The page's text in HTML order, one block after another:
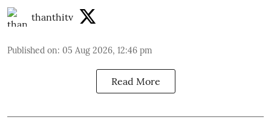
thanthitv
Published on: 05 Aug 2026, 12:46 pm
Read More